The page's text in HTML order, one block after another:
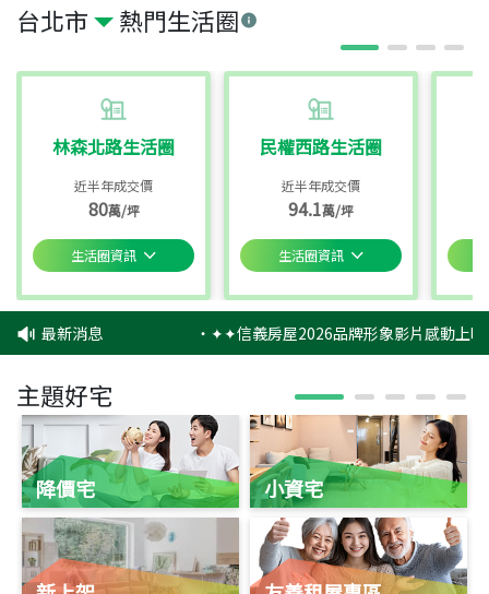
台北市 熱門生活圈
林森北路生活圈
近半年成交價
80萬/坪
生活圈資訊
民權西路生活圈
近半年成交價
94.1萬/坪
生活圈資訊
最新消息 ‧✦✦信義房屋2026品牌形象影片感動上
主題好宅
降價宅 小資宅